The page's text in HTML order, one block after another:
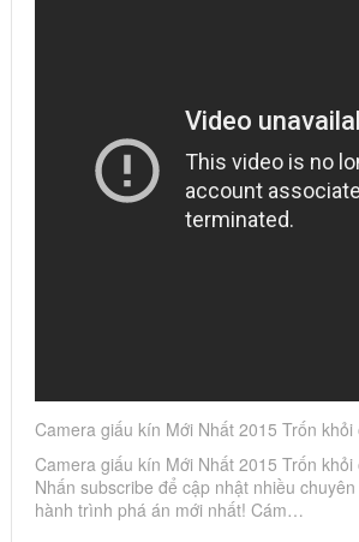
Camera giấu kín Mới Nhất 2015 Trốn
Camera giấu kín Mới Nhất 2015 Trốn
Nhấn subscribe để cập nhật nhiều
hành trình phá án mới nhất! Cám…